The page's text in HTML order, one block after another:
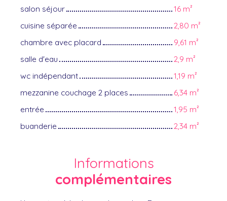
salon séjour
16 m²
cuisine séparée
2,80 m²
chambre avec placard
9,61 m²
salle d'eau
2,9 m²
wc indépendant
1,19 m²
mezzanine couchage 2 places
6,34 m²
entrée
1,95 m²
buanderie
2,34 m²
Informations
complémentaires